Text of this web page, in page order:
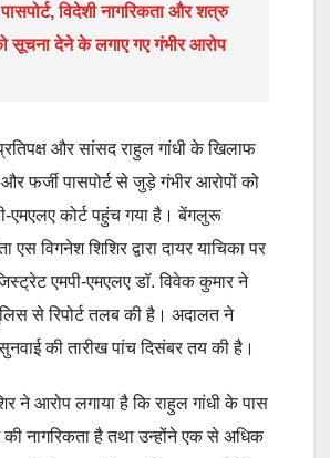
विदेशी नागरिकता और शत्रु
सूचना देने के लगाए गए गंभीर आरोप
और सांसद राहुल गांधी के खिलाफ
और फर्जी पासपोर्ट से जुड़े गंभीर आरोपों को
एमएलए कोर्ट पहुंच गया है। बेंगलुरू
एस विगनेश शिशिर द्वारा दायर याचिका पर
एमपी-एमएलए डॉ. विवेक कुमार ने
से रिपोर्ट तलब की है। अदालत ने
की तारीख पांच दिसंबर तय की है।
ने आरोप लगाया है कि राहुल गांधी के पास
नागरिकता है तथा उन्होंने एक से अधिक